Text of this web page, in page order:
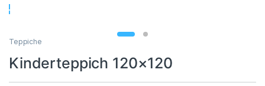
Teppiche
Kinderteppich 120×120